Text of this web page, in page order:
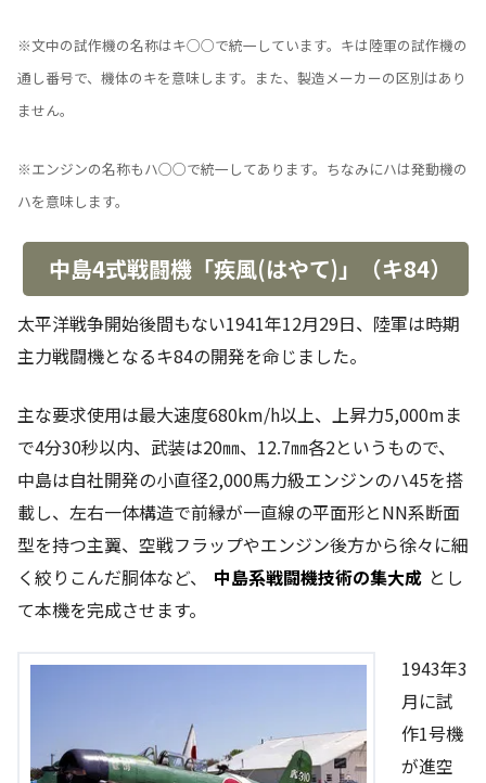
※文中の試作機の名称はキ○○で統一しています。キは陸軍の試作機の
通し番号で、機体のキを意味します。また、製造メーカーの区別はあり
ません。
※エンジンの名称もハ○○で統一してあります。ちなみにハは発動機の
ハを意味します。
中島4式戦闘機「疾風(はやて)」（キ84）
太平洋戦争開始後間もない1941年12月29日、陸軍は時期
主力戦闘機となるキ84の開発を命じました。
主な要求使用は最大速度680km/h以上、上昇力5,000mま
で4分30秒以内、武装は20㎜、12.7㎜各2というもので、
中島は自社開発の小直径2,000馬力級エンジンのハ45を搭
載し、左右一体構造で前縁が一直線の平面形とNN系断面
型を持つ主翼、空戦フラップやエンジン後方から徐々に細
く絞りこんだ胴体など、
中島系戦闘機技術の集大成 とし
て本機を完成させます。
1943年3
月に試
作1号機
が進空